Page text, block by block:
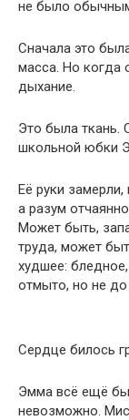
не было
Сначала это
масса. Но когда
дыхание.
Это была ткань.
школьной юбки
Её руки
а разум
Может быть,
труда, может
худшее:
отмыто, но не до
Сердце билось
Эмма всё ещё
невозможно.